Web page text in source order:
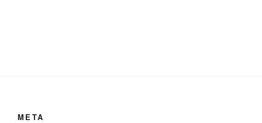
META